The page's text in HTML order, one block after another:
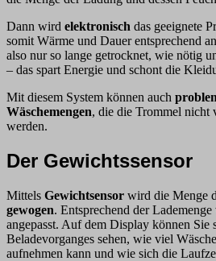
Dann wird elektronisch das geeignete
somit Wärme und Dauer entsprechend
also nur so lange getrocknet, wie nötig
– das spart Energie und schont die
Mit diesem System können auch
Wäschemengen, die die Trommel nicht
werden.
Der Gewichtssensor
Mittels Gewichtsensor wird die Menge
gewogen. Entsprechend der
angepasst. Auf dem Display können Sie
Beladevorganges sehen, wie viel
aufnehmen kann und wie sich die